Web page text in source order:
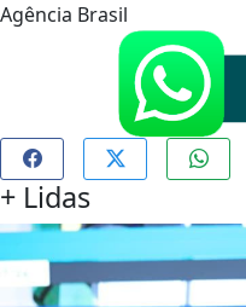
Agência Brasil
+ Lidas